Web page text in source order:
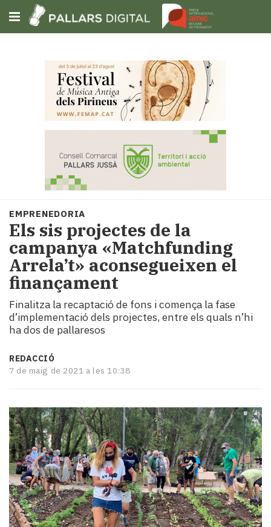
Subscriu-t'hi
Portada
Societat
Política
i
municipis
Economia
i
Cultura
Esports
Mai
TV
i
El
temps
Reportatges
Entrevistes
Enquestes
A
escena!
Dis
la
EMPRENEDORIA
Els sis projectes de la
campanya «Matchfunding
Arrela’t» aconsegueixen el
finançament
Finalitza la recaptació de fons i comença la fase
d’implementació dels projectes, entre els quals n’hi
ha dos de pallaresos
REDACCIÓ
7 de maig de 2021 a les 10:38